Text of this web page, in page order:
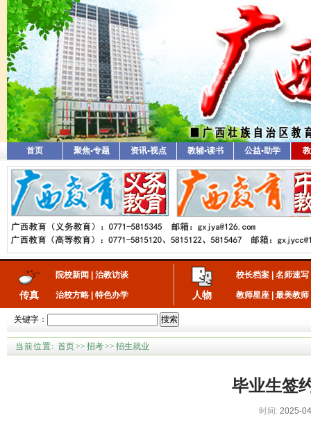
首页 聚焦•专题 资讯•视点 教辅•读书 公益•助学
传真
院校新闻 治教访谈
治校方略 特色办学 人物
校长档案 名师速写
教师星座 最美教师
关键字： 搜索
当前位置: 首页>> 招考>> 招生就业
毕业生签
时间: 2025-